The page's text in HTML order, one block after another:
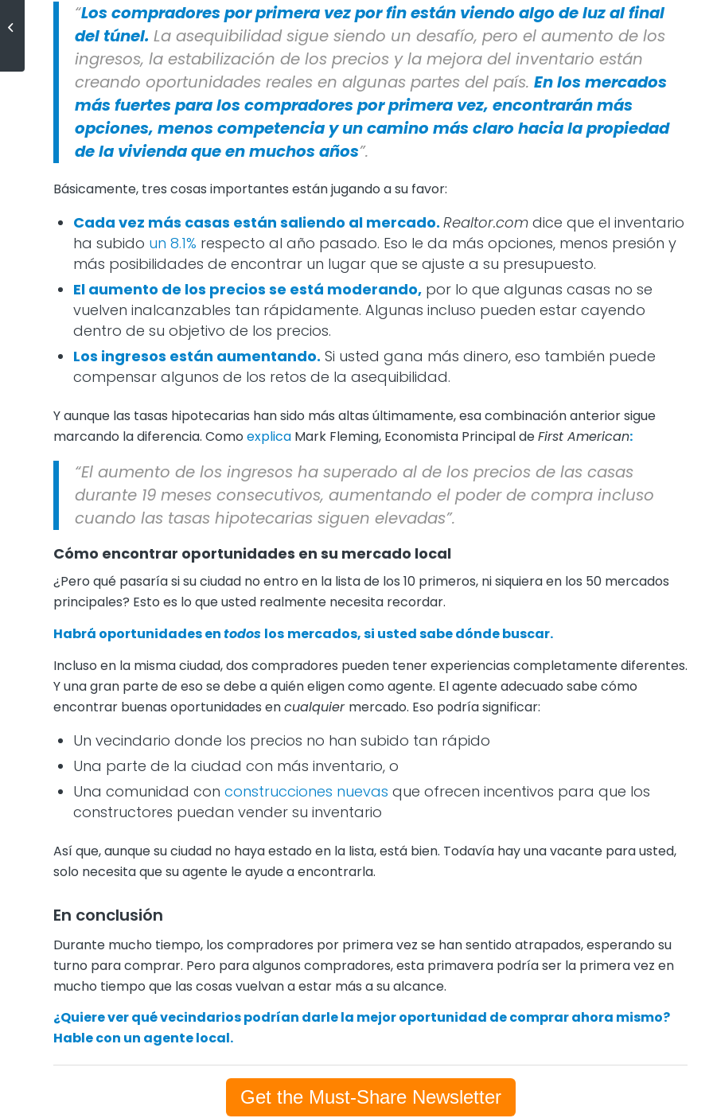
“Los compradores por primera vez por fin están viendo algo de luz al final
del túnel. La asequibilidad sigue siendo un desafío, pero el aumento de los
ingresos, la estabilización de los precios y la mejora del inventario están
creando oportunidades reales en algunas partes del país. En los mercados
más fuertes para los compradores por primera vez, encontrarán más
opciones, menos competencia y un camino más claro hacia la propiedad
de la vivienda que en muchos años”.
Básicamente, tres cosas importantes están jugando a su favor:
Cada vez más casas están saliendo al mercado. Realtor.com dice que el inventario
ha subido un 8.1% respecto al año pasado. Eso le da más opciones, menos presión y
más posibilidades de encontrar un lugar que se ajuste a su presupuesto.
El aumento de los precios se está moderando, por lo que algunas casas no se
vuelven inalcanzables tan rápidamente. Algunas incluso pueden estar cayendo
dentro de su objetivo de los precios.
Los ingresos están aumentando. Si usted gana más dinero, eso también puede
compensar algunos de los retos de la asequibilidad.
Y aunque las tasas hipotecarias han sido más altas últimamente, esa combinación anterior sigue
marcando la diferencia. Como explica Mark Fleming, Economista Principal deFirst American:
“El aumento de los ingresos ha superado al de los precios de las casas
durante 19 meses consecutivos, aumentando el poder de compra incluso
cuando las tasas hipotecarias siguen elevadas”.
Cómo encontrar oportunidades en su mercado local
¿Pero qué pasaría si su ciudad no entro en la lista de los 10 primeros, ni siquiera en los 50 mercados
principales? Esto es lo que usted realmente necesita recordar.
Habrá oportunidades entodos los mercados, si usted sabe dónde buscar.
Incluso en la misma ciudad, dos compradores pueden tener experiencias completamente diferentes.
Y una gran parte de eso se debe a quién eligen como agente. El agente adecuado sabe cómo
encontrar buenas oportunidades encualquier mercado. Eso podría significar:
Un vecindario donde los precios no han subido tan rápido
Una parte de la ciudad con más inventario, o
Una comunidad con construcciones nuevas que ofrecen incentivos para que los
constructores puedan vender su inventario
Así que, aunque su ciudad no haya estado en la lista, está bien. Todavía hay una vacante para usted,
solo necesita que su agente le ayude a encontrarla.
En conclusión
Durante mucho tiempo, los compradores por primera vez se han sentido atrapados, esperando su
turno para comprar. Pero para algunos compradores, esta primavera podría ser la primera vez en
mucho tiempo que las cosas vuelvan a estar más a su alcance.
¿Quiere ver qué vecindarios podrían darle la mejor oportunidad de comprar ahora mismo?
Hable con un agente local.
Get the Must-Share Newsletter
¿Alquilar o comprar? El
verdadero beneficio del que la
mayoría no habla